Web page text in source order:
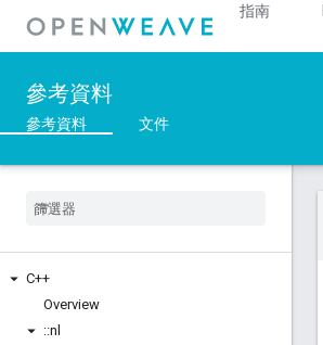
指南
參考資料
參考資料 文件
C++
Overview
::nl